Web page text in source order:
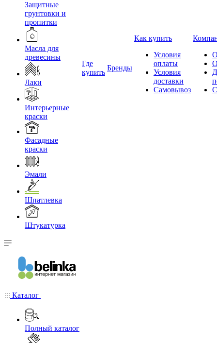
Защитные
грунтовки и
пропитки
Масла для
древесины
Лаки
Интерьерные
краски
Фасадные
краски
Эмали
Шпатлевка
Штукатурка
Где
купить
Бренды
Как купить
Условия
оплаты
Условия
доставки
Самовывоз
Каталог
Полный каталог